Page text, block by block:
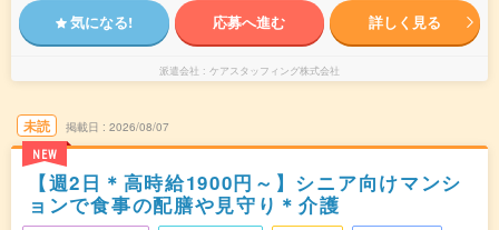
気になる! 応募へ進む 詳しく見る
派遣会社 ケアスタッフィング株式会社
未読
NEW
掲載日 2026/08/07
【週2日＊高時給1900円～】シニア向けマンシ
ョンで食事の配膳や見守り＊介護